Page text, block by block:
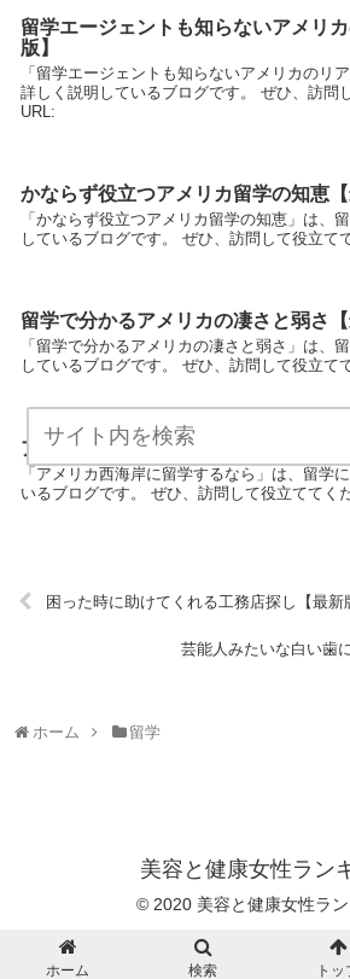
留学エージェントも知らないアメリ
版】
「留学エージェントも知らないアメリカのリ
詳しく説明しているブログです。 ぜひ、訪問
URL:
かならず役立つアメリカ留学の知恵【
「かならず役立つアメリカ留学の知恵」は、
しているブログです。 ぜひ、訪問して役立て
留学で分かるアメリカの凄さと弱さ【
「留学で分かるアメリカの凄さと弱さ」は、
しているブログです。 ぜひ、訪問して役立て
アメリカ西海岸に留学するなら【最新
「アメリカ西海岸に留学するなら」は、留学
いるブログです。 ぜひ、訪問して役立ててく
困った時に助けてくれる工務店探し【最新
芸能人みたいな白い歯
ホーム 留学
美容と健康女性ラン
© 2020 美容と健康女性ラン
ホーム 検索 トッ